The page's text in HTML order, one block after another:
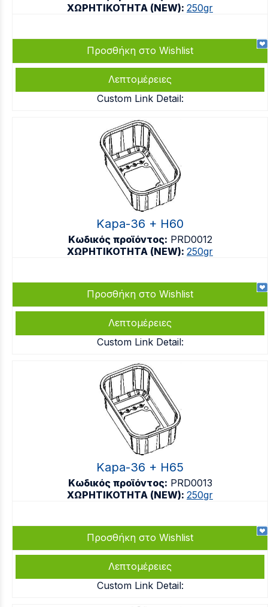
ΧΩΡΗΤΙΚΟΤΗΤΑ (NEW): 250gr
Προσθήκη στο Wishlist
Λεπτομέρειες
Custom Link Detail:
Kapa-36 + H60
Κωδικός προϊόντος: PRD0012
ΧΩΡΗΤΙΚΟΤΗΤΑ (NEW): 250gr
Προσθήκη στο Wishlist
Λεπτομέρειες
Custom Link Detail:
Kapa-36 + H65
Κωδικός προϊόντος: PRD0013
ΧΩΡΗΤΙΚΟΤΗΤΑ (NEW): 250gr
Προσθήκη στο Wishlist
Λεπτομέρειες
Custom Link Detail: